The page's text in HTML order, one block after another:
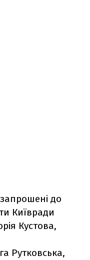
до
Київради
Кустова,
Рутковська,